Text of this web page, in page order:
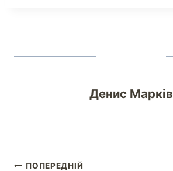
Денис Марків
ПОПЕРЕДНІЙ